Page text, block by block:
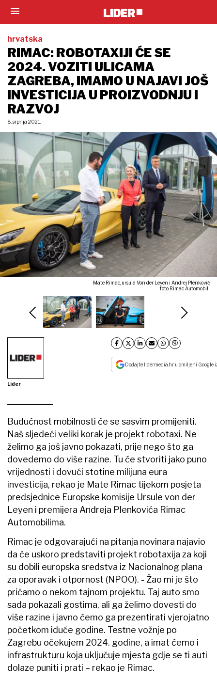
hrvatska
RIMAC: ROBOTAXIJI ĆE SE
2024. VOZITI ULICAMA
ZAGREBA, IMAMO U NAJAVI JOŠ
INVESTICIJA U PROIZVODNJU I
RAZVOJ
8. srpnja 2021.
Mate Rimac, ursula Von der Leyen i Andrej Plenković
foto Rimac Automobili
Lider
Dodajte lidermedia.hr u omiljeni Google
Budućnost mobilnosti će se sasvim promijeniti.
Naš sljedeći veliki korak je projekt robotaxi. Ne
želimo ga još javno pokazati, prije nego što ga
dovedemo do više razine. Tu će stvoriti jako puno
vrijednosti i dovući stotine milijuna eura
investicija, rekao je Mate Rimac tijekom posjeta
predsjednice Europske komisije Ursule von der
Leyen i premijera Andreja Plenkovića Rimac
Automobilima.
Rimac je odgovarajući na pitanja novinara najavio
da će uskoro predstaviti projekt robotaxija za koji
su dobili europska sredstva iz Nacionalnog plana
za oporavak i otpornost (NPOO). - Žao mi je što
pričamo o nekom tajnom projektu. Taj auto smo
sada pokazali gostima, ali ga želimo dovesti do
više razine i javno ćemo ga prezentirati vjerojatno
početkom iduće godine. Testne vožnje po
Zagrebu očekujem 2024. godine, a imat ćemo i
infrastrukturu koja uključuje mjesta gdje se ti auti
dolaze puniti i prati – rekao je Rimac.